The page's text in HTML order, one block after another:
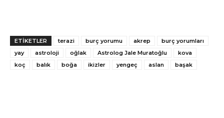
ETİKETLER terazi burç yorumu akrep
burç yorumları
yay
astroloji oğlak Astrolog Jale Muratoğlu
kova
koç
balık boğa ikizler yengeç aslan başak